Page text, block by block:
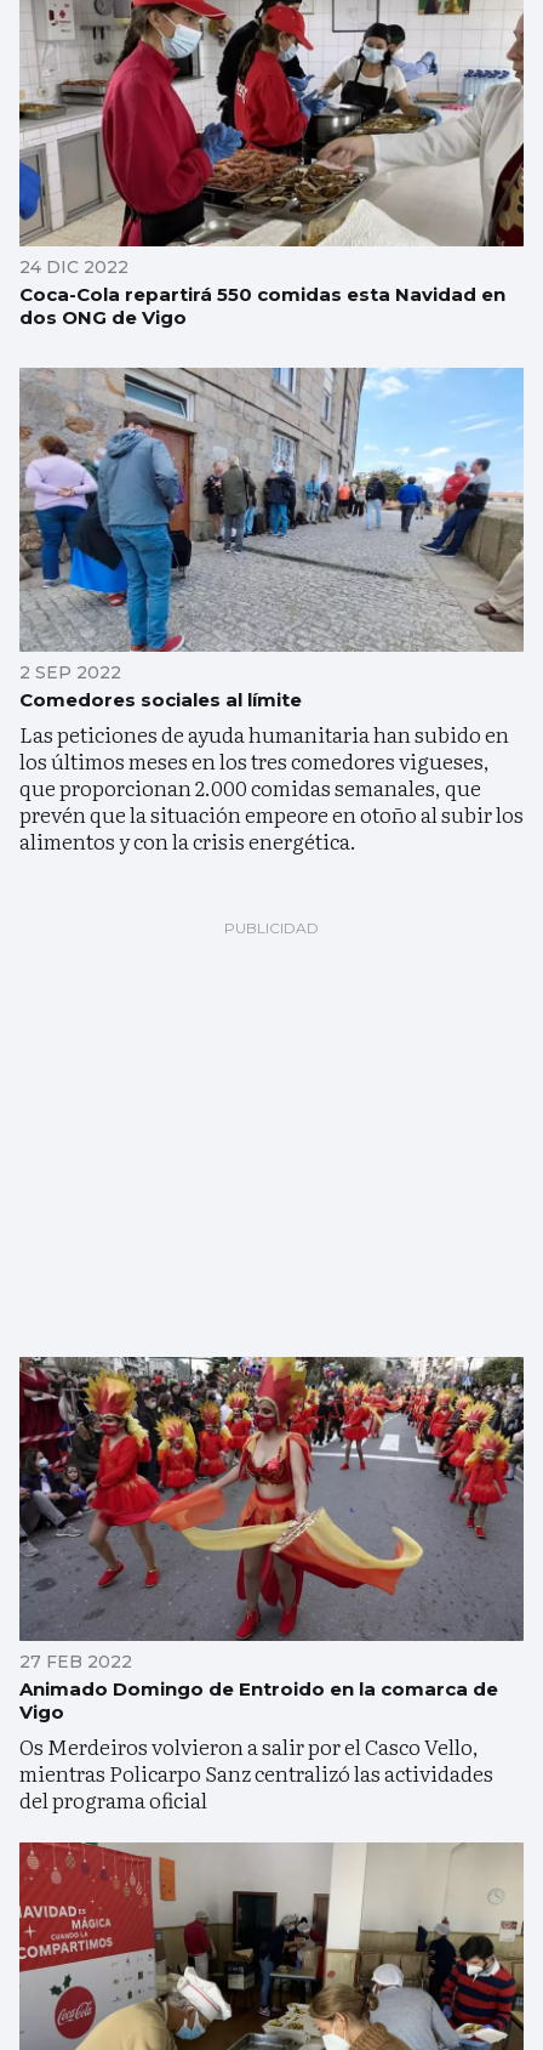
24 DIC 2022
Coca-Cola repartirá 550 comidas esta Navidad en
dos ONG de Vigo
2 SEP 2022
Comedores sociales al límite
Las peticiones de ayuda humanitaria han subido en
los últimos meses en los tres comedores vigueses,
que proporcionan 2.000 comidas semanales, que
prevén que la situación empeore en otoño al subir los
alimentos y con la crisis energética.
27 FEB 2022
Animado Domingo de Entroido en la comarca de
Vigo
Os Merdeiros volvieron a salir por el Casco Vello,
mientras Policarpo Sanz centralizó las actividades
del programa oficial